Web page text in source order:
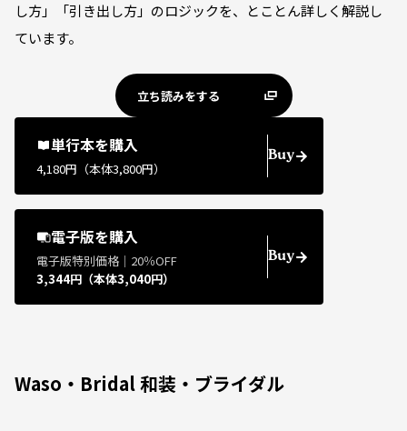
し方」「引き出し方」のロジックを、とことん詳しく解説し
ています。
立ち読みをする
単行本を購入
4,180円（本体3,800円）
Buy
電子版を購入
電子版特別価格｜20％OFF
3,344円（本体3,040円）
Buy
Waso・Bridal 和装・ブライダル